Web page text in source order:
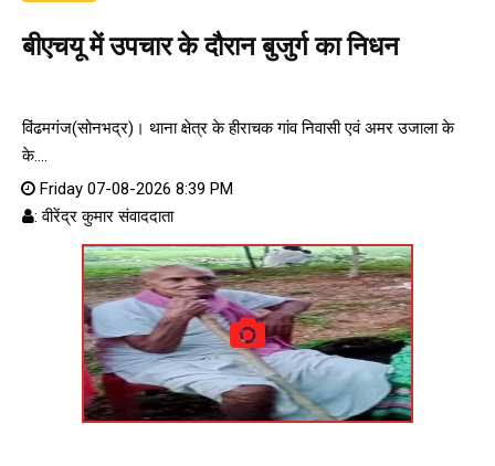
बीएचयू में उपचार के दौरान बुजुर्ग का निधन
विंढमगंज(सोनभद्र)। थाना क्षेत्र के हीराचक गांव निवासी एवं अमर उजाला के
के....
Friday 07-08-2026 8:39 PM
: वीरेंद्र कुमार संवाददाता